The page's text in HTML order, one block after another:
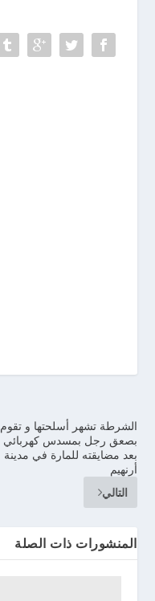
الشرطة تشهر أسلحتها و تقوم
بصعق رجل بمسدس كهربائي
بعد مضايقته للمارة في مدينة
أرنهيم
التالي
المنشورات ذات الصلة